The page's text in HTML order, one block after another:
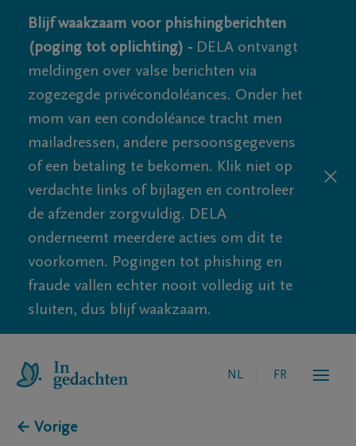
Blijf waakzaam voor phishingberichten
(poging tot oplichting) - DELA ontvangt
meldingen over valse berichten via
zogezegde privécondoléances. Onder het
mom van een condoléance tracht men
mailadressen, andere persoonsgegevens
of een betaling te bekomen. Klik niet op
verdachte links of bijlagen en controleer
de afzender zorgvuldig. DELA
onderneemt meerdere acties om dit te
voorkomen. Pogingen tot phishing en
fraude vallen echter nooit volledig uit te
sluiten, dus blijf waakzaam.
NL FR
← Vorige